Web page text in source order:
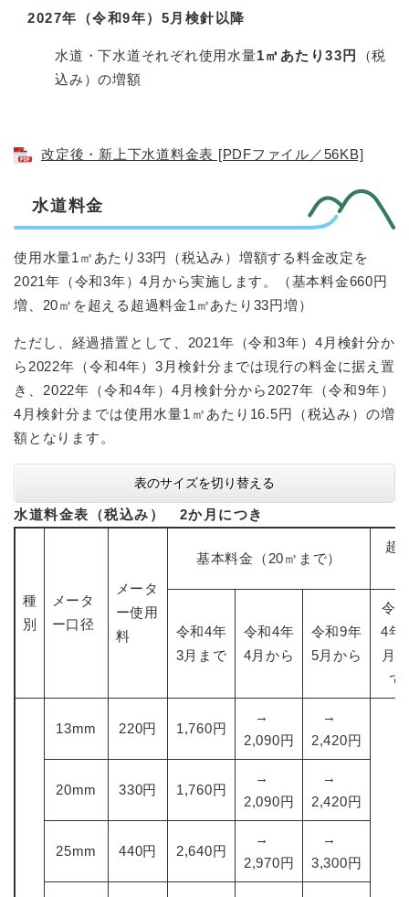
2027年（令和9年）5月検針以降
水道・下水道それぞれ使用水量1㎥あたり33円
（税
込み）の増額
改定後・新上下水道料金表 [PDFファイル／56KB]
水道料金
使用水量1㎥あたり33円（税込み）増額する料金改定を
2021年（令和3年）4月から実施します。（基本料金660円
増、20㎥を超える超過料金1㎥あたり33円増）
ただし、経過措置として、2021年（令和3年）4月検針分か
ら2022年（令和4年）3月検針分までは現行の料金に据え置
き、2022年（令和4年）4月検針分から2027年（令和9年）
4月検針分までは使用水量1㎥あたり16.5円（税込み）の増
額となります。
表のサイズを切り替える
水道料金表（税込み） 2か月につき
種
別
メータ
ー口径
メータ
ー使用
料
基本料金（20㎥まで）
超
令和4年
3月まで
令和4年
4月から
令和9年
5月から
令
4年
月
で
13mm 220円 1,760円
→
2,090円
→
2,420円
20mm 330円 1,760円
→
2,090円
→
2,420円
25mm 440円 2,640円
→
2,970円
→
3,300円